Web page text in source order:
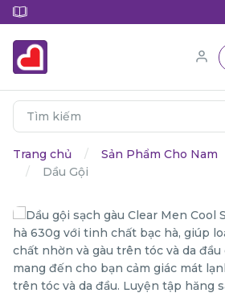
Trang chủ Sản Phẩm Cho Nam
Dầu Gội